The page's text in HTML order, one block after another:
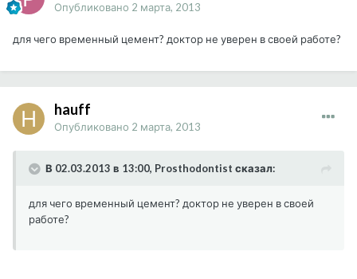
Опубликовано 2 марта, 2013
для чего временный цемент? доктор не уверен в своей работе?
hauff
Опубликовано 2 марта, 2013
В 02.03.2013 в 13:00, Prosthodontist сказал:
для чего временный цемент? доктор не уверен в своей
работе?